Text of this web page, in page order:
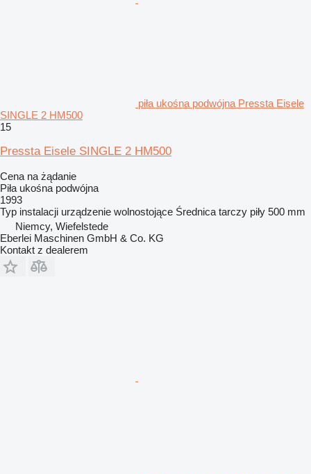
piła ukośna podwójna Pressta Eisele
SINGLE 2 HM500
15
Pressta Eisele SINGLE 2 HM500
Cena na żądanie
Piła ukośna podwójna
1993
Typ instalacji urządzenie wolnostojące Średnica tarczy piły 500 mm
Niemcy, Wiefelstede
Eberlei Maschinen GmbH & Co. KG
Kontakt z dealerem